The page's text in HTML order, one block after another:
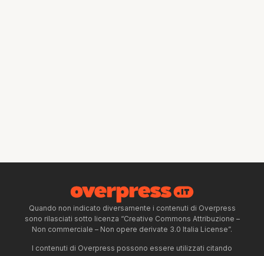
Quando non indicato diversamente i contenuti di Overpress
sono rilasciati sotto licenza “Creative Commons Attribuzione –
Non commerciale – Non opere derivate 3.0 Italia License”.
I contenuti di Overpress possono essere utilizzati citando